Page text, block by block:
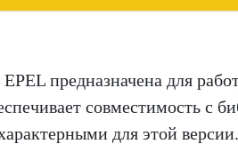
предназначена для
совместимость с
для этой версии.